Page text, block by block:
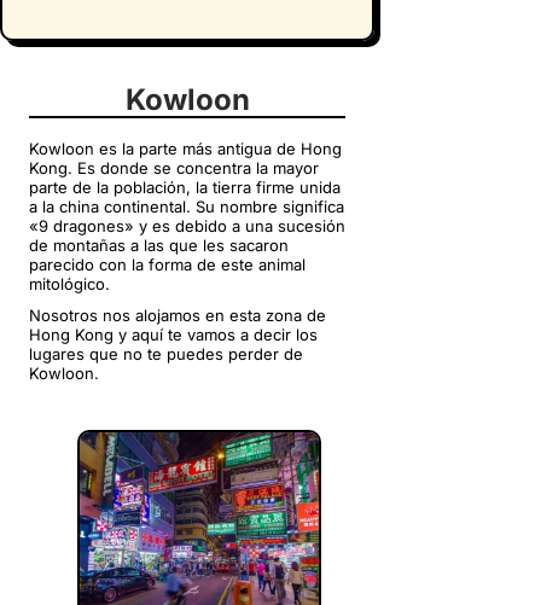
Kowloon
Kowloon es la parte más antigua de Hong
Kong. Es donde se concentra la mayor
parte de la población, la tierra firme unida
a la china continental. Su nombre significa
«9 dragones» y es debido a una sucesión
de montañas a las que les sacaron
parecido con la forma de este animal
mitológico.
Nosotros nos alojamos en esta zona de
Hong Kong y aquí te vamos a decir los
lugares que no te puedes perder de
Kowloon.